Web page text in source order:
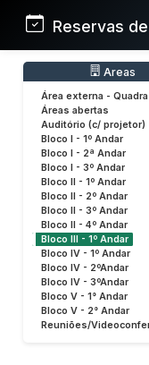
Reservas de
Areas
Área externa -
Áreas abertas
Auditório (c/ projetor)
Bloco I - 1º Andar
Bloco I - 2ª Andar
Bloco I - 3º Andar
Bloco II - 1º Andar
Bloco II - 2º Andar
Bloco II - 3º Andar
Bloco II - 4º Andar
Bloco III - 1º Andar
Bloco IV - 1º Andar
Bloco IV - 2ºAndar
Bloco IV - 3ºAndar
Bloco V - 1° Andar
Bloco V - 2° Andar
Reuniões/